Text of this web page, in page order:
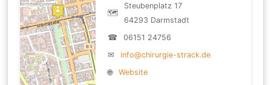
🗺
Steubenplatz 17
64293 Darmstadt
☎
06151 24756
✉
info@chirurgie-strack.de
🌐
Website